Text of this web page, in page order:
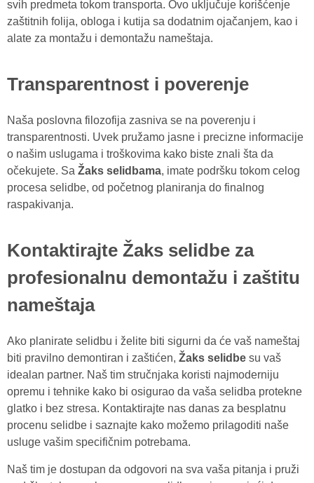
svih predmeta tokom transporta. Ovo uključuje korišćenje
zaštitnih folija, obloga i kutija sa dodatnim ojačanjem, kao i
alate za montažu i demontažu nameštaja.
Transparentnost i poverenje
Naša poslovna filozofija zasniva se na poverenju i
transparentnosti. Uvek pružamo jasne i precizne informacije
o našim uslugama i troškovima kako biste znali šta da
očekujete. Sa Žaks selidbama, imate podršku tokom celog
procesa selidbe, od početnog planiranja do finalnog
raspakivanja.
Kontaktirajte Žaks selidbe za
profesionalnu demontažu i zaštitu
nameštaja
Ako planirate selidbu i želite biti sigurni da će vaš nameštaj
biti pravilno demontiran i zaštićen, Žaks selidbe su vaš
idealan partner. Naš tim stručnjaka koristi najmoderniju
opremu i tehnike kako bi osigurao da vaša selidba protekne
glatko i bez stresa. Kontaktirajte nas danas za besplatnu
procenu selidbe i saznajte kako možemo prilagoditi naše
usluge vašim specifičnim potrebama.
Naš tim je dostupan da odgovori na sva vaša pitanja i pruži